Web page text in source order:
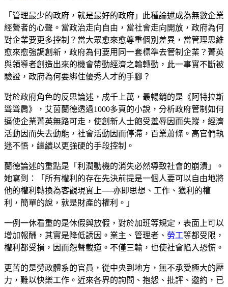
「管理最少的政府，就是最好的政府」此種論述成為無數企業
經營者的心聲。當政治走向自由，當社會走向開放，政府為何
對企業要更多控制？當大眾愈來愈尊重個別差異，當管理思維
愈來愈強調創新，政府為何要用同一套標準去管制企業？菁英
與領導者創造出來的機會帶動經濟之輪轉動，此一事實不斷被
驗證，政府為何要綁住優秀人才的手腳？
對於政府角色的反思論述，成千上萬，最暢銷的是《阿特拉斯
聳聳肩》，艾茵蘭德透過1000多頁的小說，分析政府管制如何
逼使企業菁英無路可走，使創新人士飽受羞辱因而失蹤，經濟
活動因而失去動能，社會活動因而停滯，百業蕭條。高官們執
迷不悟，繼續以更強硬的手段控制。
蘭德論述的重點是「利潤動機的消失必然導致社會的崩潰」。
她寫到：「所有權利的存在先決前提是一個人要可以自由地將
他的權利轉換為客觀現實上──亦即思想、工作、獲利的權
利，簡單的說，就是財產的權利。」
一例一休看重的是休假與放假，對於加班等規定，表面上可以
增加報酬，其實是降低誘因。業主、管理者、 勞工等都受限，
權利都受損，因而怨聲載道。不僅三輸，也使社會陷入恐慌。
更苦的是勞政體系的官員，從中央到地方，無不承受極大的壓
力，難以快樂工作。近來各界的詢問、抱怨、批評、邀約，已